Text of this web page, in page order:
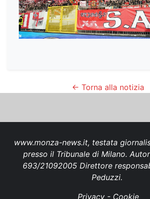
← Torna alla notizia
www.monza-news.it, testata
presso il Tribunale di Milano.
693/21092005 Direttore
Peduzzi.
Privacy- Cookie